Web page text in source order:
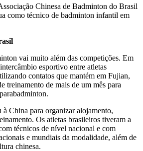
Chinesa de Badminton do Brasil
como técnico de badminton infantil em
vai muito além das competições. Em
esportivo entre atletas
contatos que mantém em Fujian,
treinamento de mais de um mês para
China para organizar alojamento,
Os atletas brasileiros tiveram a
técnicos de nível nacional e com
e mundiais da modalidade, além de
chinesa.